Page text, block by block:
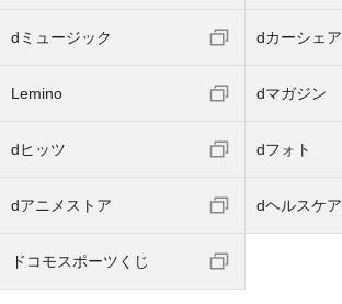
dミュージック dカーシェア
Lemino dマガジン
dヒッツ dフォト
dアニメストア dヘルスケア
ドコモスポーツくじ